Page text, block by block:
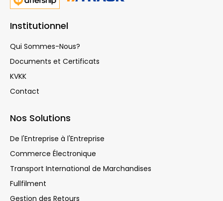
Institutionnel
Qui Sommes-Nous?
Documents et Certificats
KVKK
Contact
Nos Solutions
De l'Entreprise à l'Entreprise
Commerce Électronique
Transport International de Marchandises
Fullfilment
Gestion des Retours